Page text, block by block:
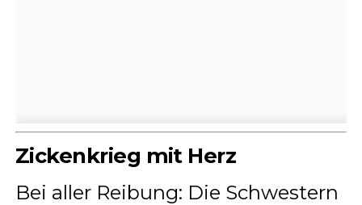
Zickenkrieg mit Herz
Bei aller Reibung: Die Schwestern